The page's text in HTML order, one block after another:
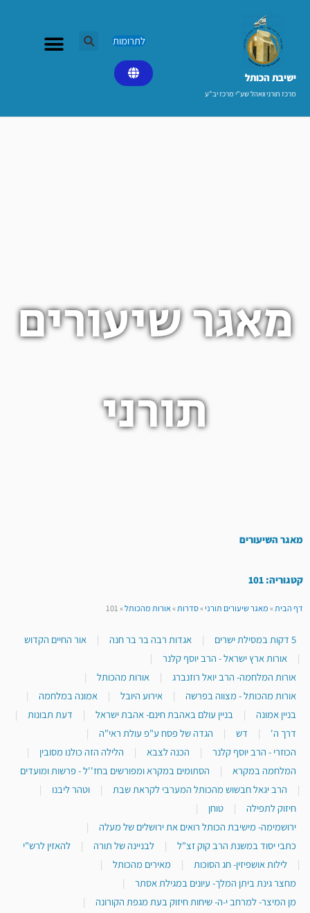
ישיבת הכותל​
מרכז תורני וואהל שע"י מרכז יב"ע
לתרומות
מאגר שיעורים
תורני
מאגר השיעורים
קטגוריה: 101
דף הבית»מאגר שיעורים תורני»סדרות»אורות מהכותל»
101
5 דקות במסילת ישרים | אגדות רבה בר בר חנה |
אור החיים הקדוש
|
אורות ארץ ישראל - הרב יוסף קלנר
|
אורות המלחמה- הרב יואל רוזנברג
| אורות מהכותל
|
אורות מהכותל - מצווה בפרשה
| אירוע היובל | אמונה במלחמה
|
בניין אמונה
| בניין עולם באהבת חינם- אהבת ישראל | דעת תבונות
|
דרך ה'
| דש | הגדה של פסח ע"פ עולת ראי"ה
|
הכוזרי - הרב יוסף קלנר
| הכנה לצבא | הלילה הזה כולנו מסובין
|
המלחמה במקרא
|
הסתומים במקרא ומפורשים בחז''ל - פרשות ומועדים
|
הרב יגאל חבשוש מהכותל המערבי לקראת שבת | וטהר ליבנו
|
חיזוק לתפילה
| טוחן
|
ירושמימה- מישיבת הכותל רואים את ירושלים של מעלה
|
כתבי יסוד במשנת הרב קוק זצ"ל
| לבניינה של תורה |
להאזין לרש"י
|
לילות אושפיזין- חג הסוכות | מאירים מהכותל
|
מחצר גינת ביתן המלך- עיונים במגילת אסתר
|
מן המיצר- למרחב י-ה- שיחות חיזוק בעת מגפת הקורונה
|